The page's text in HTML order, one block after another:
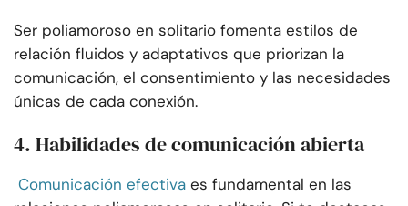
Ser poliamoroso en solitario fomenta estilos de
relación fluidos y adaptativos que priorizan la
comunicación, el consentimiento y las necesidades
únicas de cada conexión.
4. Habilidades de comunicación abierta
Comunicación efectiva es fundamental en las